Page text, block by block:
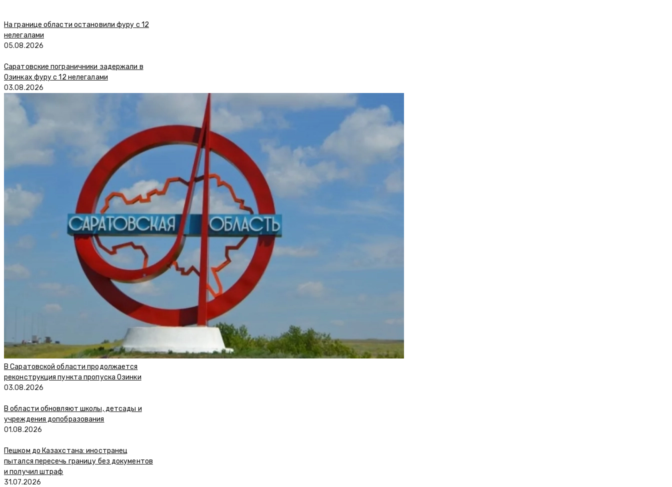
На границе области остановили фуру с 12
нелегалами
05.08.2026
Саратовские пограничники задержали в
Озинках фуру с 12 нелегалами
03.08.2026
В Саратовской области продолжается
реконструкция пункта пропуска Озинки
03.08.2026
В области обновляют школы, детсады и
учреждения допобразования
01.08.2026
Пешком до Казахстана: иностранец
пытался пересечь границу без документов
и получил штраф
31.07.2026